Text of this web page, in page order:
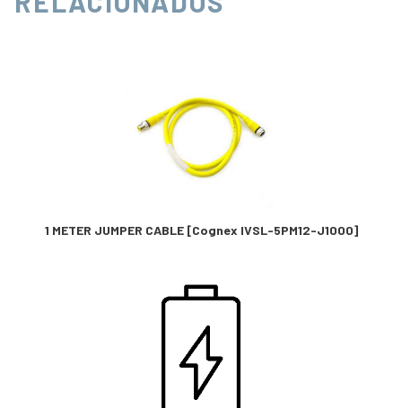
1 METER JUMPER CABLE [Cognex IVSL-5PM12-J1000]